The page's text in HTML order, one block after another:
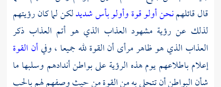
قال قائلهمنحن أولو قوة وأولو بأس شديدلكن لما كان رؤيتهم
لذلك عن رؤية مشهود العذاب الذي هو أتم العذاب ذكر
العذاب الذي هو ظاهر مرأى أن القوة لله جميعا ، وفيأن القوة
إعلام باطلاعهم يوم هذه الرؤية على بواطن أندادهم وسلبها ما
شأن البواطن أن تتحلى به من القوة من حيث وصفهم لهم بالحب